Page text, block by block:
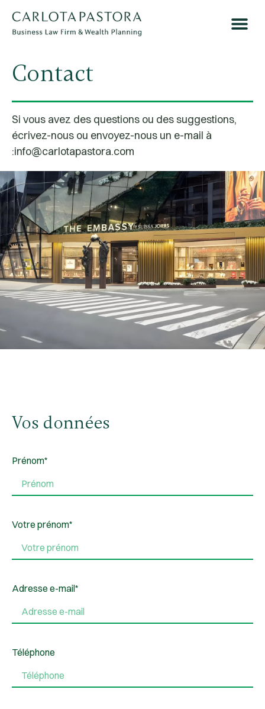
Contact
Si vous avez des questions ou des suggestions,
écrivez-nous ou envoyez-nous un e-mail à
:info@carlotapastora.com
Vos données
Prénom*
Votre prénom*
Adresse e-mail*
Téléphone